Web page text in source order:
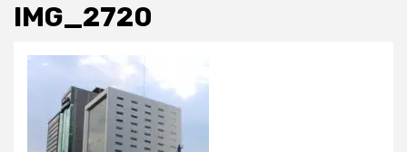
IMG_2720